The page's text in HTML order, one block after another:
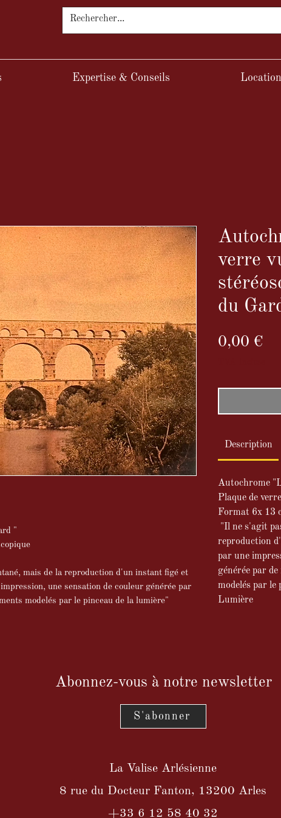
Expertise & Conseils
"
mais de la reproduction d'un instant figé et
une sensation de couleur générée par
modelés par le pinceau de la lumière"
verre
du
0,00 €
Description
Autochrome
Plaque de
Format 6x 13
"Il ne s'agit
reproduction
par une
générée par
modelés par
Lumière
Abonnez-vous à notre newsletter
S'abonner
La Valise Arlésienne
8 rue du Docteur Fanton, 13200 Arles
+33 6 12 58 40 32